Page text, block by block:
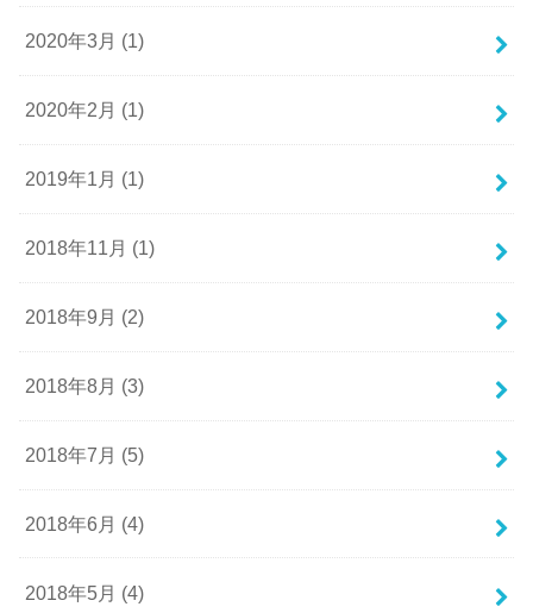
2020年3月 (1)
2020年2月 (1)
2019年1月 (1)
2018年11月 (1)
2018年9月 (2)
2018年8月 (3)
2018年7月 (5)
2018年6月 (4)
2018年5月 (4)